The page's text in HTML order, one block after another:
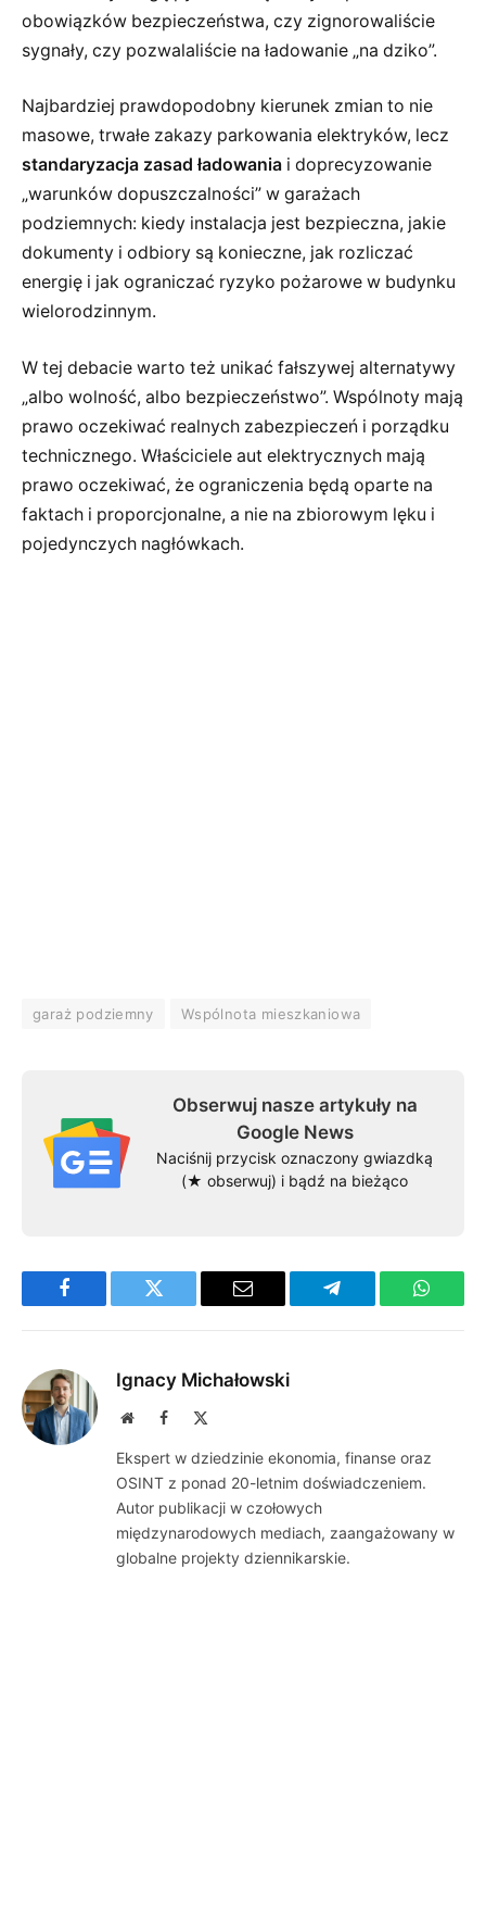
obowiązków bezpieczeństwa, czy zignorowaliście
sygnały, czy pozwalaliście na ładowanie „na dziko”.
Najbardziej prawdopodobny kierunek zmian to nie
masowe, trwałe zakazy parkowania elektryków, lecz
standaryzacja zasad ładowania i doprecyzowanie
„warunków dopuszczalności” w garażach
podziemnych: kiedy instalacja jest bezpieczna, jakie
dokumenty i odbiory są konieczne, jak rozliczać
energię i jak ograniczać ryzyko pożarowe w budynku
wielorodzinnym.
W tej debacie warto też unikać fałszywej alternatywy
„albo wolność, albo bezpieczeństwo”. Wspólnoty mają
prawo oczekiwać realnych zabezpieczeń i porządku
technicznego. Właściciele aut elektrycznych mają
prawo oczekiwać, że ograniczenia będą oparte na
faktach i proporcjonalne, a nie na zbiorowym lęku i
pojedynczych nagłówkach.
garaż podziemny Wspólnota mieszkaniowa
Obserwuj nasze artykuły na
Google News
Naciśnij przycisk oznaczony gwiazdką
(★ obserwuj) i bądź na bieżąco
Facebook Twitter Email Telegram
Ignacy Michałowski
WebsiteFacebook
Ekspert w dziedzinie ekonomia, finanse oraz
OSINT z ponad 20-letnim doświadczeniem.
Autor publikacji w czołowych
międzynarodowych mediach, zaangażowany w
globalne projekty dziennikarskie.